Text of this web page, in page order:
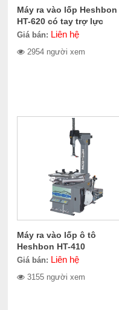
Máy ra vào lốp Heshbon
HT-620 có tay trợ lực
Giá bán: Liên hệ
2954 người xem
Máy ra vào lốp ô tô
Heshbon HT-410
Giá bán: Liên hệ
3155 người xem